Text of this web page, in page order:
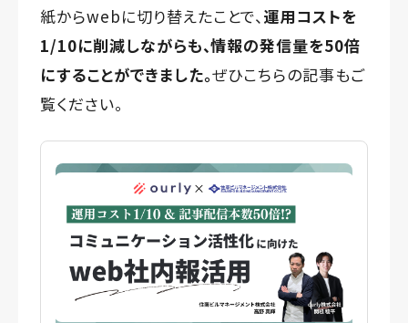
紙からwebに切り替えたことで、運用コストを
1/10に削減しながらも、情報の発信量を50倍
にすることができました。ぜひこちらの記事もご
覧ください。